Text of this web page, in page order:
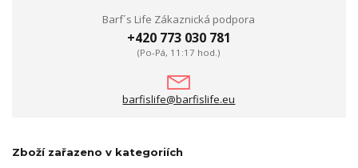
Barf´s Life Zákaznická podpora
+420 773 030 781
(Po-Pá, 11:17 hod.)
barfislife@barfislife.eu
Zboží zařazeno v kategoriích